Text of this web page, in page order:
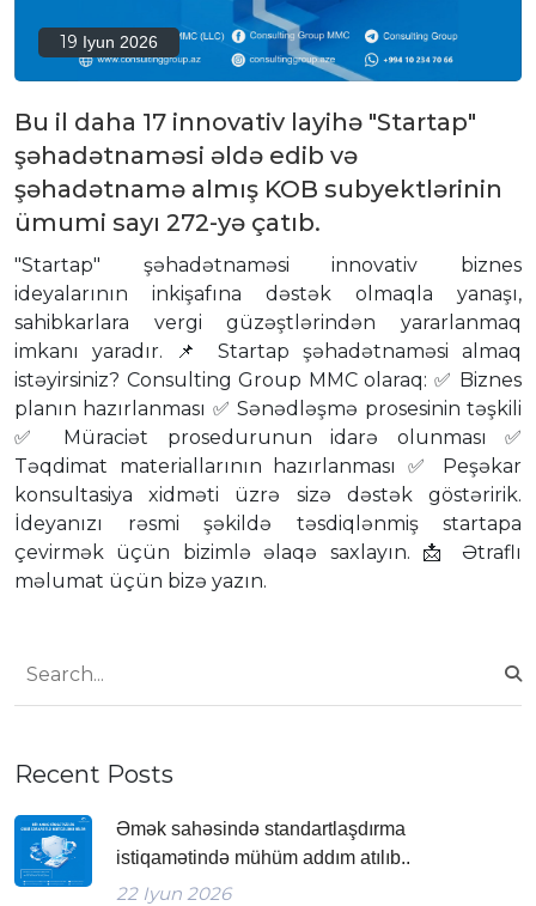
19 Iyun 2026
Bu il daha 17 innovativ layihə "Startap"
şəhadətnaməsi əldə edib və
şəhadətnamə almış KOB subyektlərinin
ümumi sayı 272-yə çatıb.
"Startap" şəhadətnaməsi innovativ biznes
ideyalarının inkişafına dəstək olmaqla yanaşı,
sahibkarlara vergi güzəştlərindən yararlanmaq
imkanı yaradır. 📌 Startap şəhadətnaməsi almaq
istəyirsiniz? Consulting Group MMC olaraq: ✅ Biznes
planın hazırlanması ✅ Sənədləşmə prosesinin təşkili
✅ Müraciət prosedurunun idarə olunması ✅
Təqdimat materiallarının hazırlanması ✅ Peşəkar
konsultasiya xidməti üzrə sizə dəstək göstəririk.
İdeyanızı rəsmi şəkildə təsdiqlənmiş startapa
çevirmək üçün bizimlə əlaqə saxlayın. 📩 Ətraflı
məlumat üçün bizə yazın.
Recent Posts
Əmək sahəsində standartlaşdırma
istiqamətində mühüm addım atılıb..
22Iyun 2026